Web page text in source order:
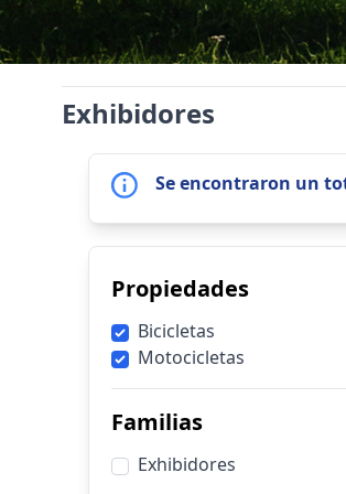
Exhibidores
Se encontraron un
Propiedades
Bicicletas
Motocicletas
Familias
Exhibidores